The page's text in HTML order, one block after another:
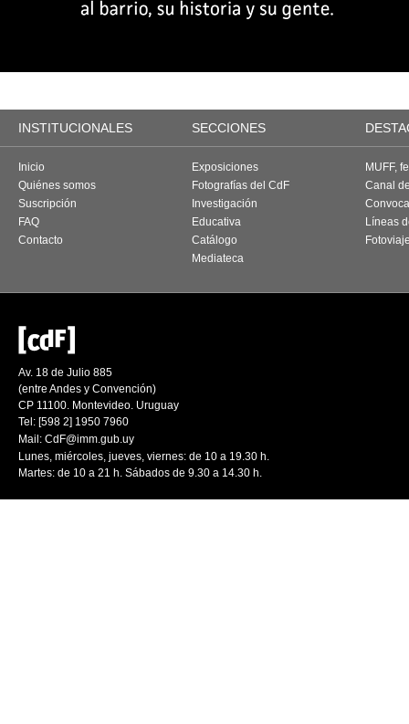
INSTITUCIONALES SECCIONES
Inicio
Quiénes somos
Suscripción
FAQ
Contacto
Exposiciones
Fotografías del CdF
Investigación
Educativa
Catálogo
Mediateca
MUFF,
Canal
Líneas
Av. 18 de Julio 885
(entre Andes y Convención)
CP 11100. Montevideo. Uruguay
Tel: [598 2] 1950 7960
Mail: CdF@imm.gub.uy
Lunes, miércoles, jueves, viernes: de 10 a 19.30 h.
Martes: de 10 a 21 h. Sábados de 9.30 a 14.30 h.